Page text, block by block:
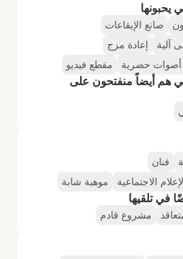
يحبونها
صانع الإيقاعات
آلية
إعادة مزج
أصوات حضرية مقطع فيديو
هم أيضاً منفتحون على
فنان
الاجتماعية
موهبة شابة
في تلقيها
مشروع قادم